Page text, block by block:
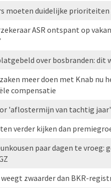
moeten duidelijke
ASR ontspant op
over bosbranden: dit
meer doen met Knab nu
compensatie
'aflostermijn van tachtig jaar'
verder kijken dan
paar dagen te vroeg:
zwaarder dan BKR-